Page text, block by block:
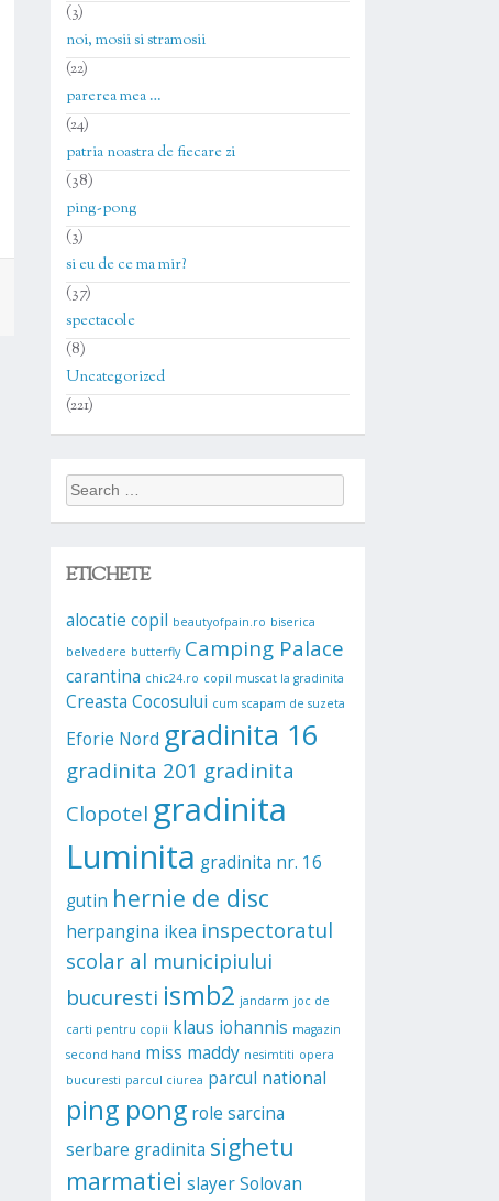
(3)
noi, mosii si stramosii
(22)
parerea mea …
(24)
patria noastra de fiecare zi
(38)
ping-pong
(3)
si eu de ce ma mir?
(37)
spectacole
(8)
Uncategorized
(221)
Search
for:
ETICHETE
alocatie copil beautyofpain.ro biserica
belvedere butterfly Camping Palace
carantina chic24.ro copil muscat la gradinita
Creasta Cocosului cum scapam de suzeta
Eforie Nord gradinita 16
gradinita 201 gradinita
Clopotel gradinita
Luminita gradinita nr. 16
gutin hernie de disc
herpangina ikea inspectoratul
scolar al municipiului
bucuresti ismb2 jandarm joc de
carti pentru copii klaus iohannis magazin
second hand miss maddy nesimtiti opera
bucuresti parcul ciurea parcul national
ping pong role sarcina
serbare gradinita sighetu
marmatiei slayerSolovan